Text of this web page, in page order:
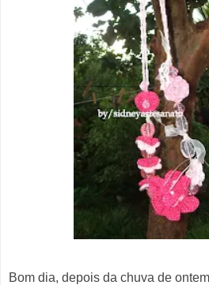
Bom dia, depois da chuva de